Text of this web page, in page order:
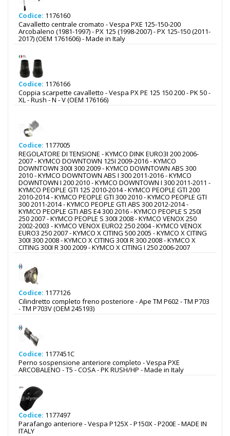
Codice: 1176160
Cavalletto centrale cromato - Vespa PXE 125-150-200
Arcobaleno (1981-1997) - PX 125 (1998-2007) - PX 125-150 (2011-
2017) (OEM 1761606) - Made in Italy
Codice: 1176166
Coppia scarpette cavalletto - Vespa PX PE 125 150 200 - PK 50 -
XL - Rush - N - V (OEM 176166)
Codice: 1177005
REGOLATORE DI TENSIONE - KYMCO DINK EURO3I 200 2006-
2007 - KYMCO DOWNTOWN 125I 2009-2016 - KYMCO
DOWNTOWN 300I 300 2009 - KYMCO DOWNTOWN ABS 300
2010 - KYMCO DOWNTOWN ABS I 300 2011-2016 - KYMCO
DOWNTOWN I 200 2010 - KYMCO DOWNTOWN I 300 2011-2011 -
KYMCO PEOPLE GTI 125 2010-2014 - KYMCO PEOPLE GTI 200
2010-2014 - KYMCO PEOPLE GTI 300 2010 - KYMCO PEOPLE GTI
300 2011-2014 - KYMCO PEOPLE GTI ABS 300 2012-2014 -
KYMCO PEOPLE GTI ABS E4 300 2016 - KYMCO PEOPLE S 250I
250 2007 - KYMCO PEOPLE S 300I 2008 - KYMCO VENOX 250
2002-2003 - KYMCO VENOX EURO2 250 2004 - KYMCO VENOX
EURO3 250 2007 - KYMCO X CITING 500 2005 - KYMCO X CITING
300I 300 2008 - KYMCO X CITING 300I R 300 2008 - KYMCO X
CITING 300I R 300 2009 - KYMCO X CITING I 250 2006-2007
Codice: 1177126
Cilindretto completo freno posteriore - Ape TM P602 - TM P703
- TM P703V (OEM 245193)
Codice: 1177451C
Perno sospensione anteriore completo - Vespa PXE
ARCOBALENO - T5 - COSA - PK RUSH/HP - Made in Italy
Codice: 1177497
Parafango anteriore - Vespa P125X - P150X - P200E - MADE IN
ITALY